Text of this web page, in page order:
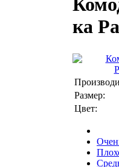
ка
Размер:
Цвет: